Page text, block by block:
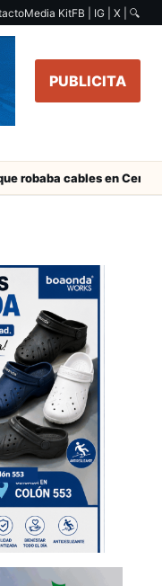
Media KitFB | IG | X | 🔍
PUBLICITA
en Cerro Chuño